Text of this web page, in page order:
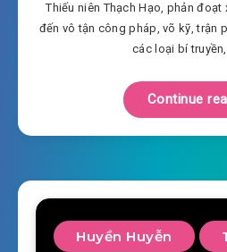
Thiếu niên Thạch Hạo, phản
đến vô tận công pháp, võ kỹ, trận
các loại bí
Continue
Huyền Huyễn